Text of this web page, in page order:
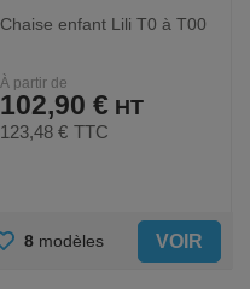
Chaise enfant Lili T0 à T00
À partir de
102,90 €
123,48 € TTC
AJOUTER
8 modèles VOIR